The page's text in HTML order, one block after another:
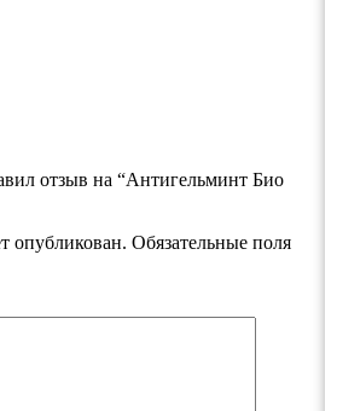
отзыв на “Антигельминт Био
опубликован. Обязательные поля